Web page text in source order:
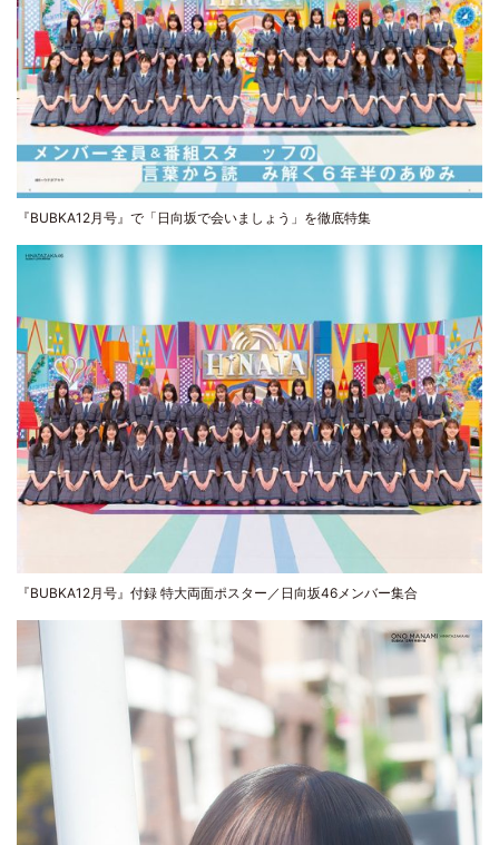
『BUBKA12月号』で「日向坂で会いましょう」を徹底特集
『BUBKA12月号』付録 特大両面ポスター／日向坂46メンバー集合